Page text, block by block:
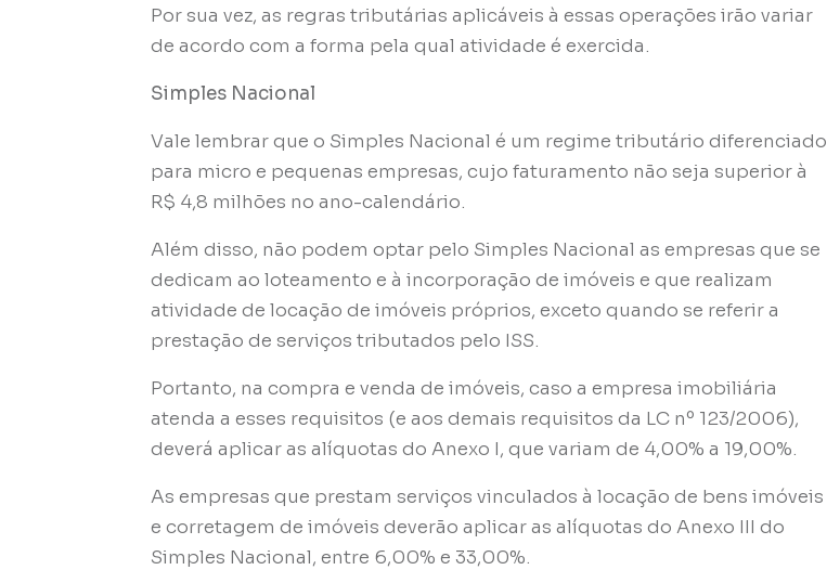
Por sua vez, as regras tributárias aplicáveis à essas operações irão variar
de acordo com a forma pela qual atividade é exercida.
Simples Nacional
Vale lembrar que o Simples Nacional é um regime tributário diferenciado
para micro e pequenas empresas, cujo faturamento não seja superior à
R$ 4,8 milhões no ano-calendário.
Além disso, não podem optar pelo Simples Nacional as empresas que se
dedicam ao loteamento e à incorporação de imóveis e que realizam
atividade de locação de imóveis próprios, exceto quando se referir a
prestação de serviços tributados pelo ISS.
Portanto, na compra e venda de imóveis, caso a empresa imobiliária
atenda a esses requisitos (e aos demais requisitos da LC nº 123/2006),
deverá aplicar as alíquotas do Anexo I, que variam de 4,00% a 19,00%.
As empresas que prestam serviços vinculados à locação de bens imóveis
e corretagem de imóveis deverão aplicar as alíquotas do Anexo III do
Simples Nacional, entre 6,00% e 33,00%.